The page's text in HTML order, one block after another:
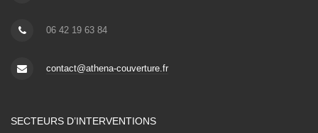
06 42 19 63 84
contact@athena-couverture.fr
SECTEURS D’INTERVENTIONS